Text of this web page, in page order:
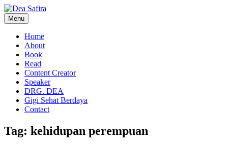
Skip
to
content
Menu
Home
About
Book
Read
Content Creator
Speaker
DRG. DEA
Gigi Sehat Berdaya
Contact
Tag: kehidupan perempuan